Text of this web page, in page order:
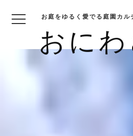
おに
お庭をゆるく愛でる庭園カル